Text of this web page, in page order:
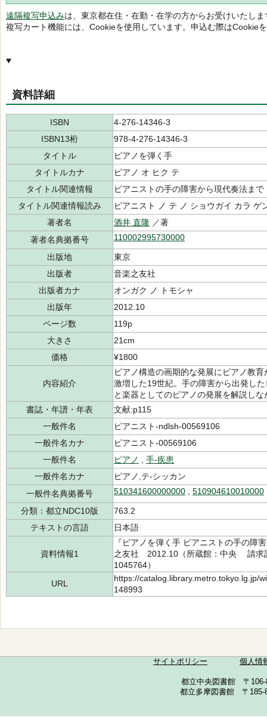
遠隔複写申込みは、東京都在住・在勤・在学の方からお受けいたしま
複写カート機能には、Cookieを使用しています。申込む際はCookie
資料詳細
ISBN
4-276-14346-3
ISBN13桁
978-4-276-14346-3
タイトル
ピアノを弾く手
タイトルカナ
ピアノ オ ヒク テ
タイトル関連情報
ピアニストの手の障害から現代奏法まで
タイトル関連情報読み
ピアニスト ノ テ ノ ショウガイ カラ ゲ
著者名
酒井 直隆 ／著
著者名典拠番号
110002995730000
出版地
東京
出版者
音楽之友社
出版者カナ
オンガク ノ トモシャ
出版年
2012.10
ページ数
119p
大きさ
21cm
価格
¥1800
内容紹介
ピアノ構造の画期的な発展にピアノ教
激増した19世紀。手の障害から出発し
と楽器としてのピアノの発展を解説しな
書誌・年譜・年表
文献:p115
一般件名
ピアニスト-ndlsh-00569106
一般件名カナ
ピアニスト-00569106
一般件名
ピアノ
手-疾患
一般件名カナ
ピアノ,テ-シッカン
一般件名典拠番号
510341600000000 510904610010000
分類：都立NDC10版
763.2
テキストの言語
日本語
資料情報1
『ピアノを弾く手 ピアニストの手の
之友社 2012.10（所蔵館：中央 請求
1045764）
URL
https://catalog.library.metro.tokyo.lg.jp/
148993
サイトポリシー 個人情
都立中央図書館 〒
都立多摩図書館 〒185-